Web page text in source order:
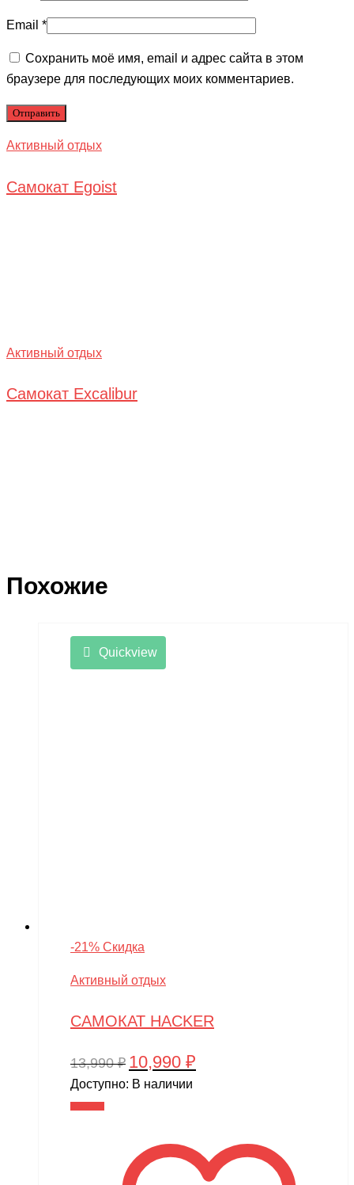
Email *
Сохранить моё имя, email и адрес сайта в этом
браузере для последующих моих комментариев.
Активный отдых
Самокат Egoist
Активный отдых
Самокат Excalibur
Похожие
Quickview
-21% Скидка
Активный отдых
САМОКАТ HACKER
13,990₽ Первоначальная
цена
10,990 ₽
Доступно: В наличии